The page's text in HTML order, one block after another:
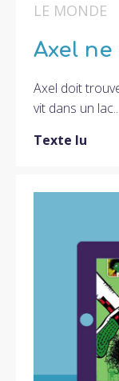
LE MONDE
Axel
Axel doit
vit dans un lac...
Texte lu